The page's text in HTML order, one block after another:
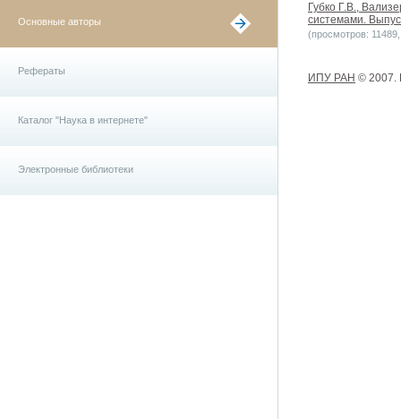
Основные авторы
Рефераты
Каталог "Наука в интернете"
Электронные библиотеки
Губко Г.В.,
системами.
(просмотров:
ИПУ РАН © 2007.